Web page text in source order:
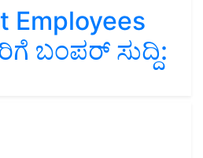
Employees
ಬಂಪರ್‌ ಸುದ್ದಿ: